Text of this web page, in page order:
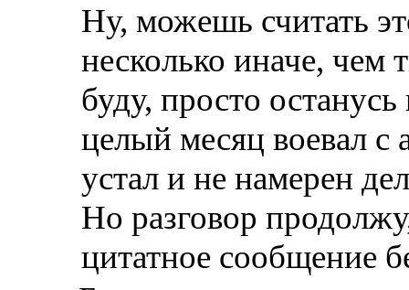
Ну, можешь считать
несколько иначе, чем
буду, просто
целый месяц воевал с
устал и не намерен
Но разговор
цитатное сообщение